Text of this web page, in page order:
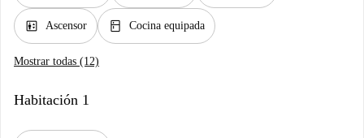
elevator Ascensor kitchen Cocina equipada
Mostrar todas (12)
Habitación 1